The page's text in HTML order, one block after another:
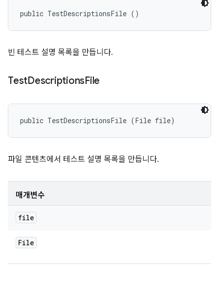
public TestDescriptionsFile ()
빈 테스트 설명 목록을 만듭니다.
TestDescriptionsFile
public TestDescriptionsFile (File file)
파일 콘텐츠에서 테스트 설명 목록을 만듭니다.
매개변수
file
File